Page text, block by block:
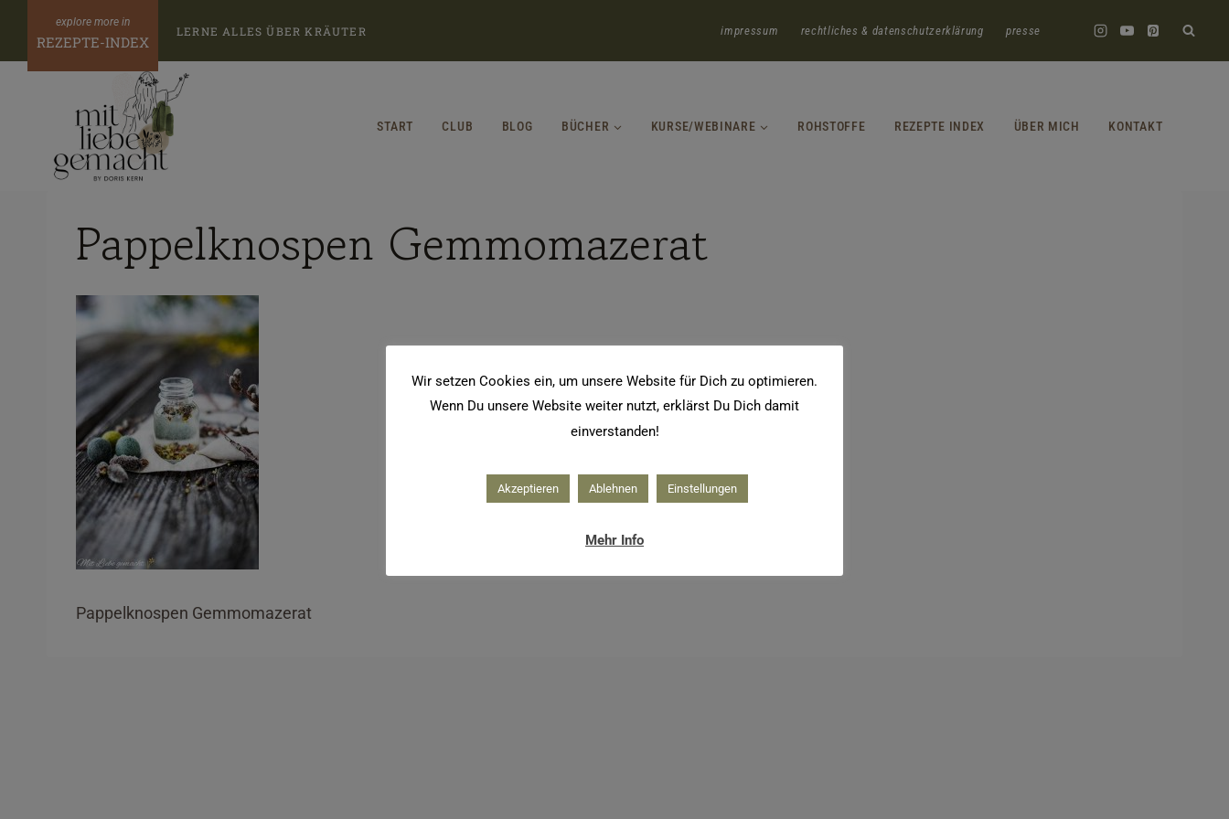
Inhalt
springen
REZEPTE-INDEX
LERNE ALLES ÜBER KRÄUTER impressum rechtliches & datenschutzerklärung presse
START CLUB BLOG BÜCHER KURSE/WEBINARE ROHSTOFFE REZEPTE INDEX ÜBER MICH KONTAKT
Pappelknospen Gemmomazerat
Pappelknospen Gemmomazerat
Wir setzen Cookies ein, um unsere Website für Dich zu optimieren.
Wenn Du unsere Website weiter nutzt, erklärst Du Dich damit
einverstanden!
Akzeptieren Ablehnen Einstellungen
Mehr Info